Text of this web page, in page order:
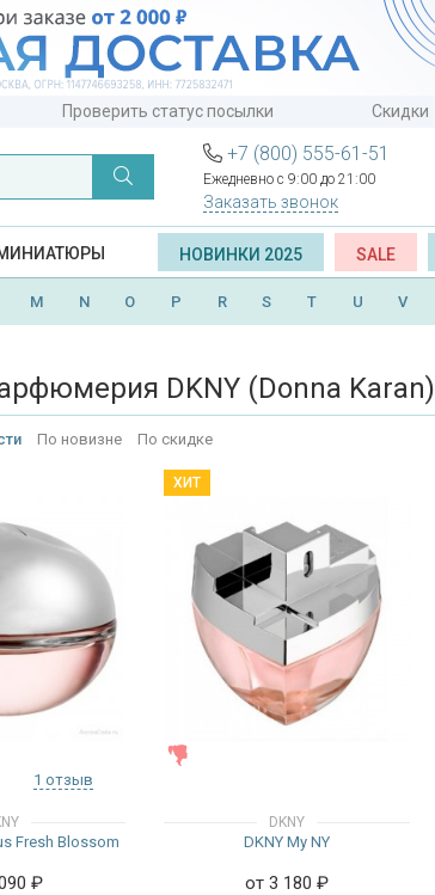
Проверить статус посылки Скидки
+7 (800) 555-61-51
Ежедневно с 9:00 до 21:00
Заказать звонок
НОВИНКИ 2025 SALE
M N O P R S T U V
DKNY (Donna Karan)
По новизне По скидке
1 отзыв
Fresh Blossom
₽
ХИТ
DKNY
DKNY My NY
от 3 180 ₽